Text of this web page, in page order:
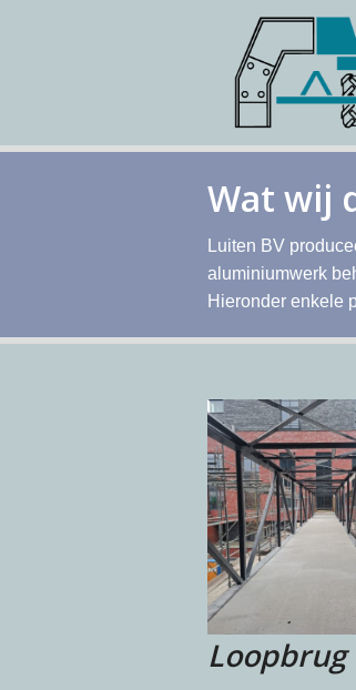
Wat wij
Luiten BV
aluminiumwerk
Hieronder enkele
Loopbrug